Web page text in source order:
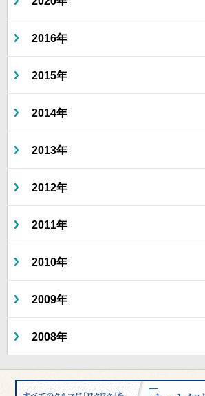
2016年
2015年
2014年
2013年
2012年
2011年
2010年
2009年
2008年